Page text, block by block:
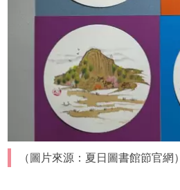
（圖片來源：夏日圖書館節官網）